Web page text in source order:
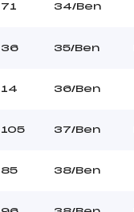
71 34/Ben
36 35/Ben
14 36/Ben
105 37/Ben
85 38/Ben